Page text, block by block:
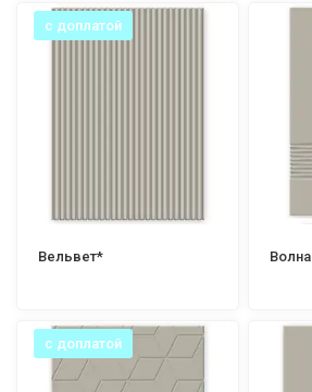
с доплатой
Вельвет* Волна
с доплатой